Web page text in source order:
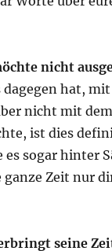
nicht
hat,
nicht mit
ist dies
es sogar hinter
ganze Zeit nur
seine